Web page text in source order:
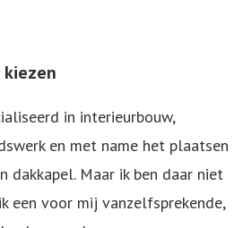
kiezen
in interieurbouw,
en met name het plaatsen
dakkapel. Maar ik ben daar niet
een voor mij vanzelfsprekende,